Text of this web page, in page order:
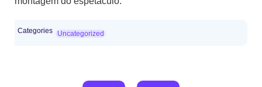
Categories Uncategorized